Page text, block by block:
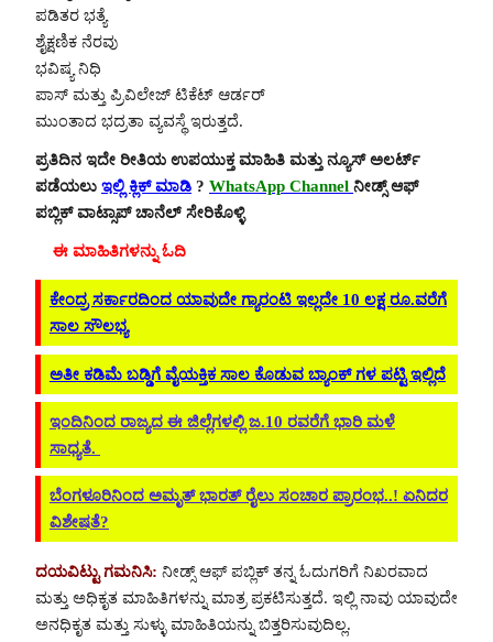
ಪಡಿತರ ಭತ್ಯೆ
ಶೈಕ್ಷಣಿಕ ನೆರವು
ಭವಿಷ್ಯ ನಿಧಿ
ಪಾಸ್ ಮತ್ತು ಪ್ರಿವಿಲೇಜ್ ಟಿಕೆಟ್ ಆರ್ಡರ್
ಮುಂತಾದ ಭದ್ರತಾ ವ್ಯವಸ್ಥೆ ಇರುತ್ತದೆ.
ಪ್ರತಿದಿನ ಇದೇ ರೀತಿಯ ಉಪಯುಕ್ತ ಮಾಹಿತಿ ಮತ್ತು ನ್ಯೂಸ್ ಅಲರ್ಟ್
ಪಡೆಯಲು ಇಲ್ಲಿ ಕ್ಲಿಕ್ ಮಾಡಿ ? WhatsApp Channel ನೀಡ್ಸ್ ಆಫ್
ಪಬ್ಲಿಕ್ ವಾಟ್ಸಾಪ್ ಚಾನೆಲ್ ಸೇರಿಕೊಳ್ಳಿ
ಈ ಮಾಹಿತಿಗಳನ್ನು ಓದಿ
ಕೇಂದ್ರ ಸರ್ಕಾರದಿಂದ ಯಾವುದೇ ಗ್ಯಾರಂಟಿ ಇಲ್ಲದೇ 10 ಲಕ್ಷ ರೂ.ವರೆಗೆ
ಸಾಲ ಸೌಲಭ್ಯ
ಅತೀ ಕಡಿಮೆ ಬಡ್ಡಿಗೆ ವೈಯಕ್ತಿಕ ಸಾಲ ಕೊಡುವ ಬ್ಯಾಂಕ್ ಗಳ ಪಟ್ಟಿ ಇಲ್ಲಿದೆ
ಇಂದಿನಿಂದ ರಾಜ್ಯದ ಈ ಜಿಲ್ಲೆಗಳಲ್ಲಿ ಜ.10 ರವರೆಗೆ ಭಾರಿ ಮಳೆ
ಸಾಧ್ಯತೆ.
ಬೆಂಗಳೂರಿನಿಂದ ಅಮೃತ್ ಭಾರತ್ ರೈಲು ಸಂಚಾರ ಪ್ರಾರಂಭ..! ಏನಿದರ
ವಿಶೇಷತೆ?
ದಯವಿಟ್ಟು ಗಮನಿಸಿ: ನೀಡ್ಸ್ ಆಫ್ ಪಬ್ಲಿಕ್ ತನ್ನ ಓದುಗರಿಗೆ ನಿಖರವಾದ
ಮತ್ತು ಅಧಿಕೃತ ಮಾಹಿತಿಗಳನ್ನು ಮಾತ್ರ ಪ್ರಕಟಿಸುತ್ತದೆ. ಇಲ್ಲಿ ನಾವು ಯಾವುದೇ
ಅನಧಿಕೃತ ಮತ್ತು ಸುಳ್ಳು ಮಾಹಿತಿಯನ್ನು ಬಿತ್ತರಿಸುವುದಿಲ್ಲ.